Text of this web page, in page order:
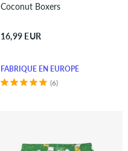
Coconut Boxers
16,99 EUR
FABRIQUÉ EN EUROPE
(6)